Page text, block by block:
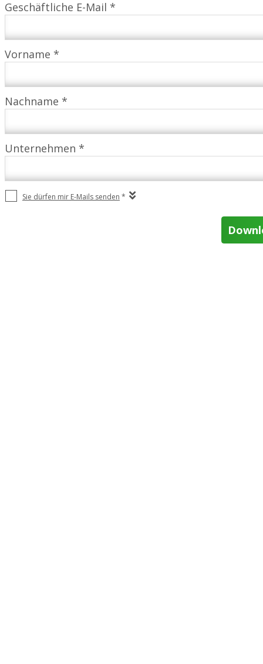
Geschäftliche E-Mail *
Vorname *
Nachname *
Unternehmen *
Sie dürfen mir E-Mails senden *